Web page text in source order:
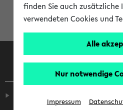
finden Sie auch
verwendeten Cookies und
Alle
Nur notwendige
Impressum